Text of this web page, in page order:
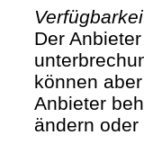
Der
können
Anbieter
ändern